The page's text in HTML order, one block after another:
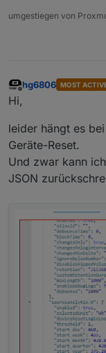
umgestiegen von
hg6806 MOST
Hi,
leider hängt es
Geräte-Reset.
Und zwar kann
JSON